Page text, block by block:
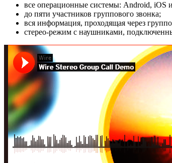
все операционные системы: Android, iOS
до пяти участников группового звонка;
вся информация, проходящая через
стерео-режим с наушниками,